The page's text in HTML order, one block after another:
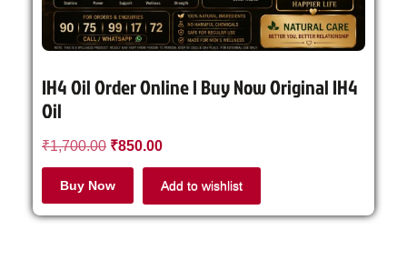
IH4 Oil Order Online | Buy Now Original IH4
Oil
₹1,700.00 ₹850.00
Buy Now Add to wishlist